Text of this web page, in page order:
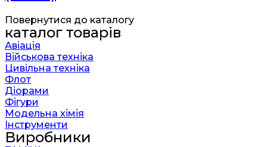
Повернутися до каталогу
каталог товарів
Авіація
Військова техніка
Цивільна техніка
Флот
Діорами
Фігури
Модельна хімія
Інструменти
Виробники